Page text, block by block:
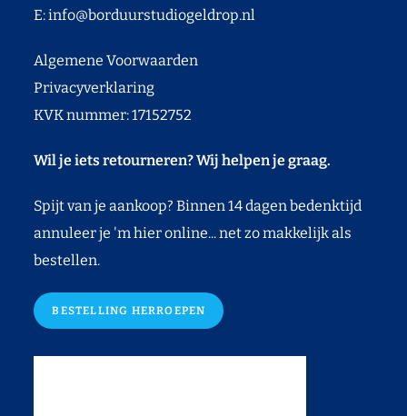
E:info@borduurstudiogeldrop.nl
Algemene Voorwaarden
Privacyverklaring
KVK nummer: 17152752
Wil je iets retourneren? Wij helpen je graag.
Spijt van je aankoop? Binnen 14 dagen bedenktijd
annuleer je 'm hier online... net zo makkelijk als
bestellen.
BESTELLING HERROEPEN